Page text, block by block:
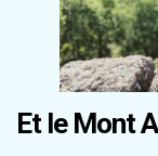
Et le Mont